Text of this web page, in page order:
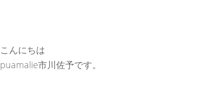
こんにちは
puamalie市川佐予です。